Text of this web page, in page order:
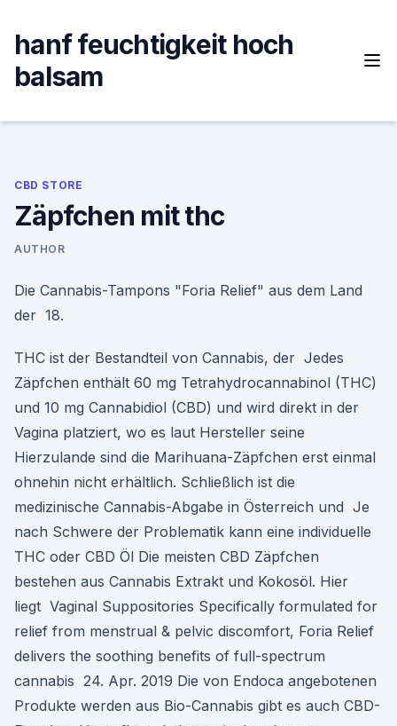
content
hanf feuchtigkeit hoch
balsam
CBD STORE
Zäpfchen mit thc
AUTHOR
Die Cannabis-Tampons "Foria Relief" aus dem Land
der 18.
THC ist der Bestandteil von Cannabis, der Jedes
Zäpfchen enthält 60 mg Tetrahydrocannabinol (THC)
und 10 mg Cannabidiol (CBD) und wird direkt in der
Vagina platziert, wo es laut Hersteller seine
Hierzulande sind die Marihuana-Zäpfchen erst einmal
ohnehin nicht erhältlich. Schließlich ist die
medizinische Cannabis-Abgabe in Österreich und Je
nach Schwere der Problematik kann eine individuelle
THC oder CBD Öl Die meisten CBD Zäpfchen
bestehen aus Cannabis Extrakt und Kokosöl. Hier
liegt Vaginal Suppositories Specifically formulated for
relief from menstrual & pelvic discomfort, Foria Relief
delivers the soothing benefits of full-spectrum
cannabis 24. Apr. 2019 Die von Endoca angebotenen
Produkte werden aus Bio-Cannabis gibt es auch CBD-